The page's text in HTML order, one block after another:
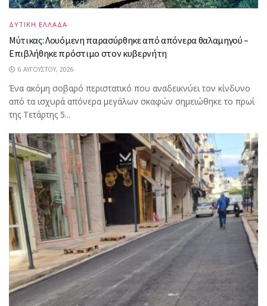
ΔΥΤΙΚΗ ΕΛΛΑΔΑ
Μύτικας: Λουόμενη παρασύρθηκε από απόνερα θαλαμηγού –
Επιβλήθηκε πρόστιμο στον κυβερνήτη
6 ΑΥΓΟΎΣΤΟΥ, 2026
Ένα ακόμη σοβαρό περιστατικό που αναδεικνύει τον κίνδυνο
από τα ισχυρά απόνερα μεγάλων σκαφών σημειώθηκε το πρωί
της Τετάρτης 5...